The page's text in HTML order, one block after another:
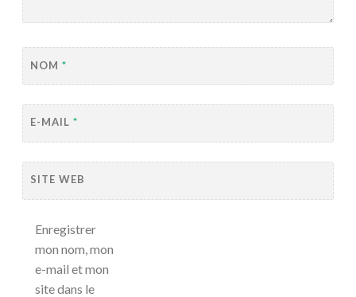
NOM *
E-MAIL *
SITE WEB
Enregistrer
mon nom, mon
e-mail et mon
site dans le